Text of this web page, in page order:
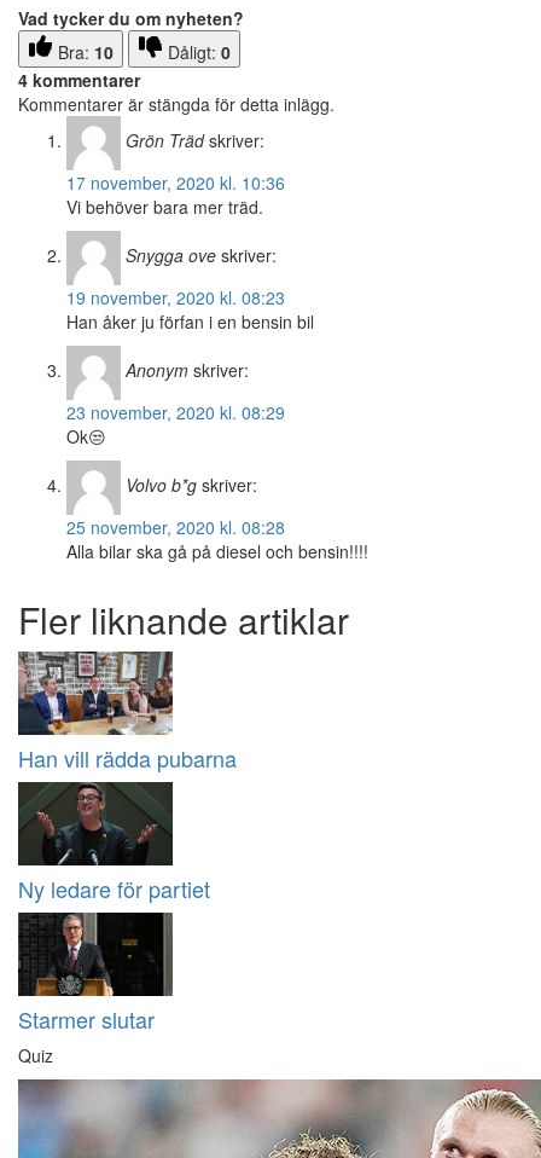
Vad tycker du om nyheten?
Bra: 10 Dåligt: 0
4 kommentarer
Kommentarer är stängda för detta inlägg.
Grön Träd skriver:
17 november, 2020 kl. 10:36
Vi behöver bara mer träd.
Snygga ove skriver:
19 november, 2020 kl. 08:23
Han åker ju förfan i en bensin bil
Anonym skriver:
23 november, 2020 kl. 08:29
Ok😒
Volvo b*g skriver:
25 november, 2020 kl. 08:28
Alla bilar ska gå på diesel och bensin!!!!
Fler liknande artiklar
Han vill rädda pubarna
Ny ledare för partiet
Starmer slutar
Quiz